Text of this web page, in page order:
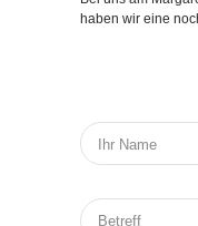
haben wir eine